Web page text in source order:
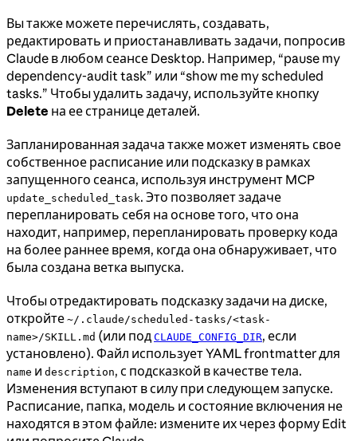
Вы также можете перечислять, создавать,
редактировать и приостанавливать задачи, попросив
Claude в любом сеансе Desktop. Например, “pause my
dependency-audit task” или “show me my scheduled
tasks.” Чтобы удалить задачу, используйте кнопку
Delete на ее странице деталей.
Запланированная задача также может изменять свое
собственное расписание или подсказку в рамках
запущенного сеанса, используя инструмент MCP
update_scheduled_task. Это позволяет задаче
перепланировать себя на основе того, что она
находит, например, перепланировать проверку кода
на более раннее время, когда она обнаруживает, что
была создана ветка выпуска.
Чтобы отредактировать подсказку задачи на диске,
откройте ~/.claude/scheduled-tasks/<task-
name>/SKILL.md (или под CLAUDE_CONFIG_DIR, если
установлено). Файл использует YAML frontmatter для
name и description, с подсказкой в качестве тела.
Изменения вступают в силу при следующем запуске.
Расписание, папка, модель и состояние включения не
находятся в этом файле: измените их через форму Edit